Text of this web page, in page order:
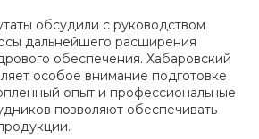
обсудили с руководством
дальнейшего расширения
обеспечения. Хабаровский
особое внимание подготовке
опыт и профессиональные
позволяют обеспечивать